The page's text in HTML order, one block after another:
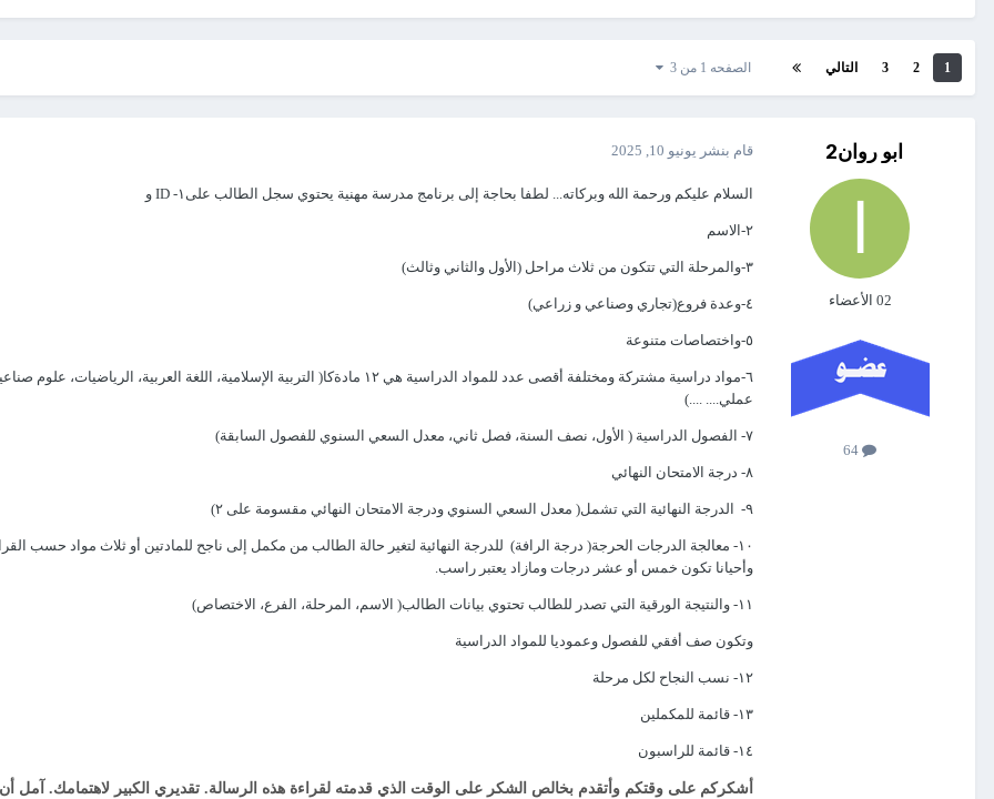
1
2
3 التالي الصفحه 1 من 3
ابو روان2
02 الأعضاء
قام بنشر يونيو 10, 2025
السلام عليكم ورحمة الله وبركاته... لطفا بحاجة إلى برنامج مدرسة مهنية يحتوي سجل الطالب على١- ID و
٢-الاسم
٣-والمرحلة التي تتكون من ثلاث مراحل (الأول والثاني وثالث)
٤-وعدة فروع(تجاري وصناعي و زراعي)
٥-واختصاصات متنوعة
٦-مواد دراسية مشتركة ومختلفة أقصى عدد للمواد الدراسية هي ١٢ مادةكا( التربية الإسلامية، اللغة العربية، الرياضيات،
عملي.... ....)
٧- الفصول الدراسية ( الأول، نصف السنة، فصل ثاني، معدل السعي السنوي للفصول السابقة)
٨- درجة الامتحان النهائي
٩- الدرجة النهائية التي تشمل( معدل السعي السنوي ودرجة الامتحان النهائي مقسومة على ٢)
١٠- معالجة الدرجات الحرجة( درجة الرافة) للدرجة النهائية لتغير حالة الطالب من مكمل إلى ناجح للمادتين أو ثلاث مواد حسب
وأحيانا تكون خمس أو عشر درجات ومازاد يعتبر راسب.
١١- والنتيجة الورقية التي تصدر للطالب تحتوي بيانات الطالب( الاسم، المرحلة، الفرع، الاختصاص)
وتكون صف أفقي للفصول وعموديا للمواد الدراسية
١٢- نسب النجاح لكل مرحلة
١٣- قائمة للمكملين
١٤- قائمة للراسبون
أشكركم على وقتكم وأتقدم بخالص الشكر على الوقت الذي قدمته لقراءة هذه الرسالة. تقديري الكبير لاهتمامك. آمل